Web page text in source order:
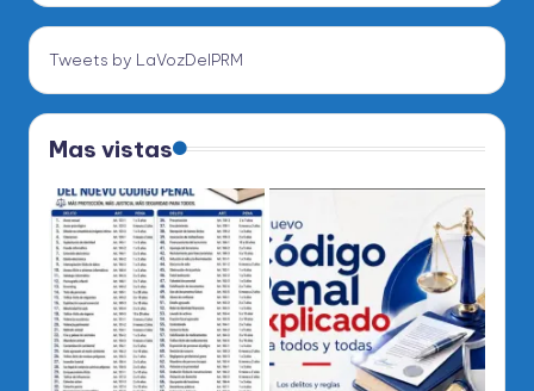
Tweets by LaVozDelPRM
Mas vistas